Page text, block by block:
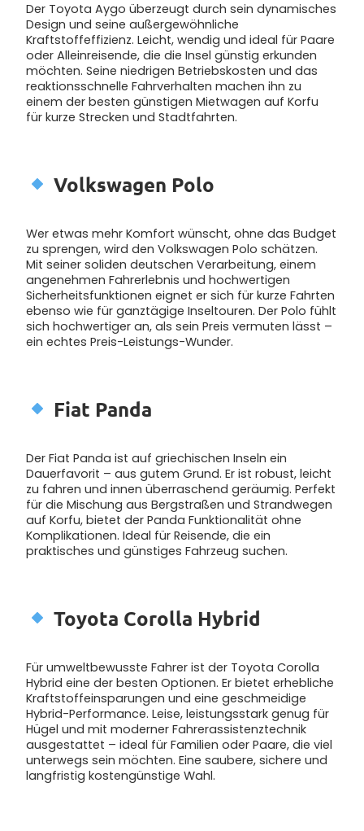
Der Toyota Aygo überzeugt durch sein dynamisches
Design und seine außergewöhnliche
Kraftstoffeffizienz. Leicht, wendig und ideal für Paare
oder Alleinreisende, die die Insel günstig erkunden
möchten. Seine niedrigen Betriebskosten und das
reaktionsschnelle Fahrverhalten machen ihn zu
einem der besten günstigen Mietwagen auf Korfu
für kurze Strecken und Stadtfahrten.
Volkswagen Polo
Wer etwas mehr Komfort wünscht, ohne das Budget
zu sprengen, wird den Volkswagen Polo schätzen.
Mit seiner soliden deutschen Verarbeitung, einem
angenehmen Fahrerlebnis und hochwertigen
Sicherheitsfunktionen eignet er sich für kurze Fahrten
ebenso wie für ganztägige Inseltouren. Der Polo fühlt
sich hochwertiger an, als sein Preis vermuten lässt –
ein echtes Preis-Leistungs-Wunder.
Fiat Panda
Der Fiat Panda ist auf griechischen Inseln ein
Dauerfavorit – aus gutem Grund. Er ist robust, leicht
zu fahren und innen überraschend geräumig. Perfekt
für die Mischung aus Bergstraßen und Strandwegen
auf Korfu, bietet der Panda Funktionalität ohne
Komplikationen. Ideal für Reisende, die ein
praktisches und günstiges Fahrzeug suchen.
Toyota Corolla Hybrid
Für umweltbewusste Fahrer ist der Toyota Corolla
Hybrid eine der besten Optionen. Er bietet erhebliche
Kraftstoffeinsparungen und eine geschmeidige
Hybrid-Performance. Leise, leistungsstark genug für
Hügel und mit moderner Fahrerassistenztechnik
ausgestattet – ideal für Familien oder Paare, die viel
unterwegs sein möchten. Eine saubere, sichere und
langfristig kostengünstige Wahl.